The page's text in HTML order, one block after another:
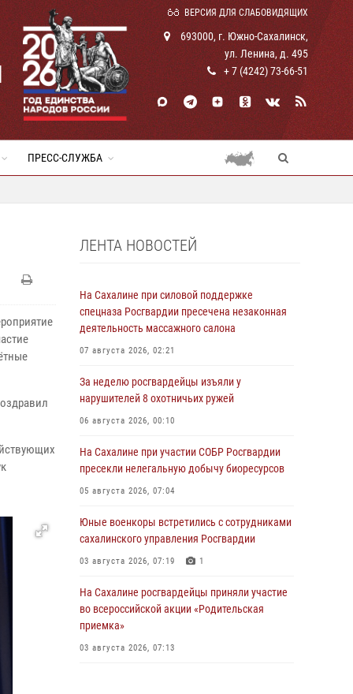
ВЕРСИЯ ДЛЯ СЛАБОВИДЯЩИХ
693000, г. Южно-Сахалинск,
ул. Ленина, д. 495
+ 7 (4242) 73-66-51
ПРЕСС-СЛУЖБА
ЛЕНТА НОВОСТЕЙ
На Сахалине при силовой поддержке
спецназа Росгвардии пресечена незаконная
деятельность массажного салона
07 августа 2026, 02:21
За неделю росгвардейцы изъяли у
нарушителей 8 охотничьих ружей
06 августа 2026, 00:10
На Сахалине при участии СОБР Росгвардии
пресекли нелегальную добычу биоресурсов
05 августа 2026, 07:04
Юные военкоры встретились с сотрудниками
сахалинского управления Росгвардии
03 августа 2026, 07:19 1
На Сахалине росгвардейцы приняли участие
во всероссийской акции «Родительская
приемка»
03 августа 2026, 07:13